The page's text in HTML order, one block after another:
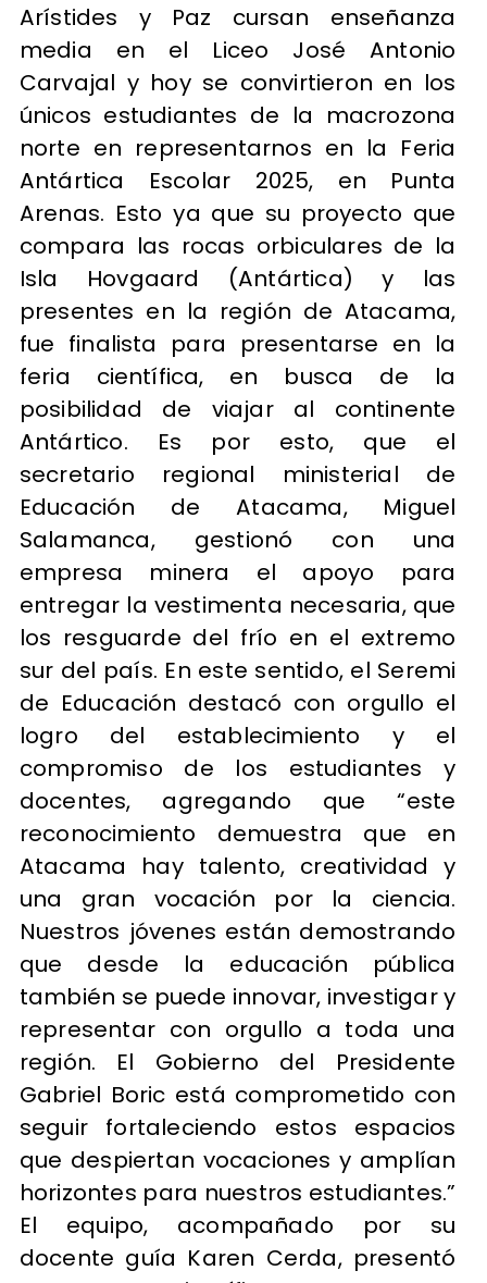
Arístides y Paz cursan enseñanza
media en el Liceo José Antonio
Carvajal y hoy se convirtieron en los
únicos estudiantes de la macrozona
norte en representarnos en la Feria
Antártica Escolar 2025, en Punta
Arenas. Esto ya que su proyecto que
compara las rocas orbiculares de la
Isla Hovgaard (Antártica) y las
presentes en la región de Atacama,
fue finalista para presentarse en la
feria científica, en busca de la
posibilidad de viajar al continente
Antártico. Es por esto, que el
secretario regional ministerial de
Educación de Atacama, Miguel
Salamanca, gestionó con una
empresa minera el apoyo para
entregar la vestimenta necesaria, que
los resguarde del frío en el extremo
sur del país. En este sentido, el Seremi
de Educación destacó con orgullo el
logro del establecimiento y el
compromiso de los estudiantes y
docentes, agregando que “este
reconocimiento demuestra que en
Atacama hay talento, creatividad y
una gran vocación por la ciencia.
Nuestros jóvenes están demostrando
que desde la educación pública
también se puede innovar, investigar y
representar con orgullo a toda una
región. El Gobierno del Presidente
Gabriel Boric está comprometido con
seguir fortaleciendo estos espacios
que despiertan vocaciones y amplían
horizontes para nuestros estudiantes.”
El equipo, acompañado por su
docente guía Karen Cerda, presentó